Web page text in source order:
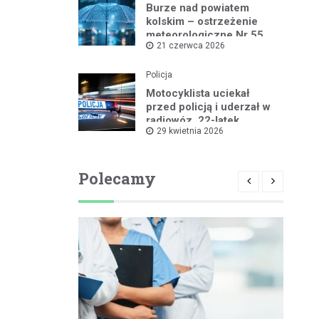
Burze nad powiatem
kolskim – ostrzeżenie
meteorologiczne Nr 55
21 czerwca 2026
Policja
Motocyklista uciekał
przed policją i uderzał w
radiowóz, 22-latek
zatrzymany
29 kwietnia 2026
Polecamy